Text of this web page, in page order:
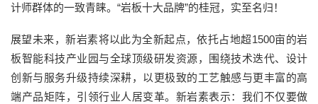
计师群体的一致青睐。“岩板十大品牌”的桂冠，实至名归！
展望未来，新岩素将以此为全新起点，依托占地超1500亩的岩
板智能科技产业园与全球顶级研发资源，围绕技术迭代、设计
创新与服务升级持续深耕，以更极致的工艺触感与更丰富的高
端产品矩阵，引领行业人居变革。新岩素表示：我们不仅要做